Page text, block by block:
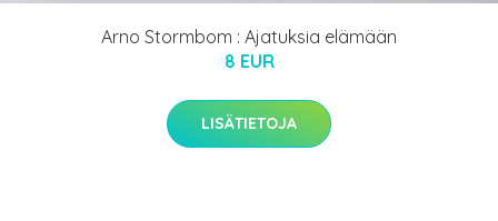
Arno Stormbom : Ajatuksia elämään
8 EUR
LISÄTIETOJA